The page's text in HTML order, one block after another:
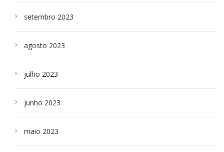
setembro 2023
agosto 2023
julho 2023
junho 2023
maio 2023